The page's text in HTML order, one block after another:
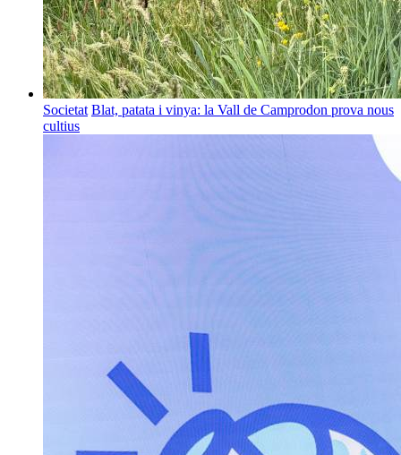
Societat Blat, patata i vinya: la Vall de Camprodon prova nous
cultius